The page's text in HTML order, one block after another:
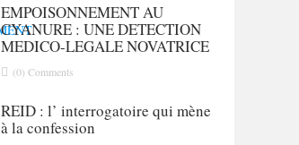
EMPOISONNEMENT AU
CYANURE : UNE DETECTION
MEDICO-LEGALE NOVATRICE
(0) Comments
REID : l’ interrogatoire qui mène
à la confession